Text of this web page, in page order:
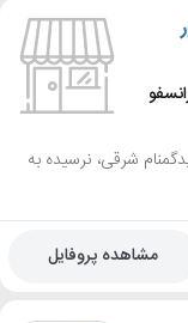
شرقی، نرسیده به
مشاهده پروفایل